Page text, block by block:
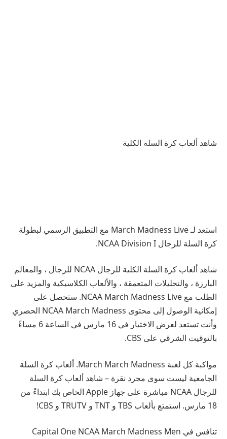
شاهد ألعاب كرة السلة الكلية
استعد لـ March Madness Live مع التطبيق الرسمي لبطولة
كرة السلة للرجال NCAA Division I.
شاهد ألعاب كرة السلة الكلية للرجال NCAA للرجال ، والمعالم
البارزة ، والتحليلات المتعمقة ، والألعاب الكلاسيكية والمزيد على
الطلب مع NCAA March Madness Live. ستحصل على
إمكانية الوصول إلى محتوى NCAA March Madness الحصري
وأنت تستعد لعرض الاختيار في 16 مارس في الساعة 6 مساءً
بالتوقيت الشرقي على CBS.
مواكبة كل لعبة March March Madness. ألعاب كرة السلة
الجامعية ليست سوى مجرد نقرة – شاهد ألعاب كرة السلة
للرجال NCAA مباشرة على جهاز Apple الخاص بك ابتداءً من
18 مارس. استمتع بألعاب TBS و TNT و TRUTV و CBS!
تنافس في Capital One NCAA March Madness Men